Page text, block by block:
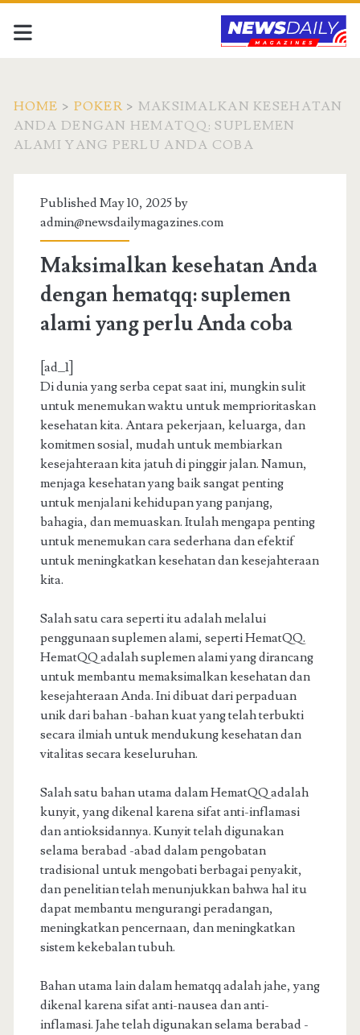
HOME > POKER> MAKSIMALKAN KESEHATAN
ANDA DENGAN HEMATQQ: SUPLEMEN
ALAMI YANG PERLU ANDA COBA
Published May 10, 2025 by
admin@newsdailymagazines.com
Maksimalkan kesehatan Anda
dengan hematqq: suplemen
alami yang perlu Anda coba
[ad_1]
Di dunia yang serba cepat saat ini, mungkin sulit
untuk menemukan waktu untuk memprioritaskan
kesehatan kita. Antara pekerjaan, keluarga, dan
komitmen sosial, mudah untuk membiarkan
kesejahteraan kita jatuh di pinggir jalan. Namun,
menjaga kesehatan yang baik sangat penting
untuk menjalani kehidupan yang panjang,
bahagia, dan memuaskan. Itulah mengapa penting
untuk menemukan cara sederhana dan efektif
untuk meningkatkan kesehatan dan kesejahteraan
kita.
Salah satu cara seperti itu adalah melalui
penggunaan suplemen alami, seperti HematQQ.
HematQQ adalah suplemen alami yang dirancang
untuk membantu memaksimalkan kesehatan dan
kesejahteraan Anda. Ini dibuat dari perpaduan
unik dari bahan -bahan kuat yang telah terbukti
secara ilmiah untuk mendukung kesehatan dan
vitalitas secara keseluruhan.
Salah satu bahan utama dalam HematQQ adalah
kunyit, yang dikenal karena sifat anti-inflamasi
dan antioksidannya. Kunyit telah digunakan
selama berabad -abad dalam pengobatan
tradisional untuk mengobati berbagai penyakit,
dan penelitian telah menunjukkan bahwa hal itu
dapat membantu mengurangi peradangan,
meningkatkan pencernaan, dan meningkatkan
sistem kekebalan tubuh.
Bahan utama lain dalam hematqq adalah jahe, yang
dikenal karena sifat anti-nausea dan anti-
inflamasi. Jahe telah digunakan selama berabad -